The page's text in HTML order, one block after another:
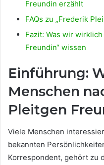
Freundin erzählt
FAQs zu „Frederik
Fazit: Was wir
Freundin“ wissen
Einführung:
Menschen
Pleitgen
Viele Menschen
bekannten
Korrespondent, gehört zu